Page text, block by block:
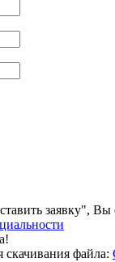
заявку", Вы
файла: